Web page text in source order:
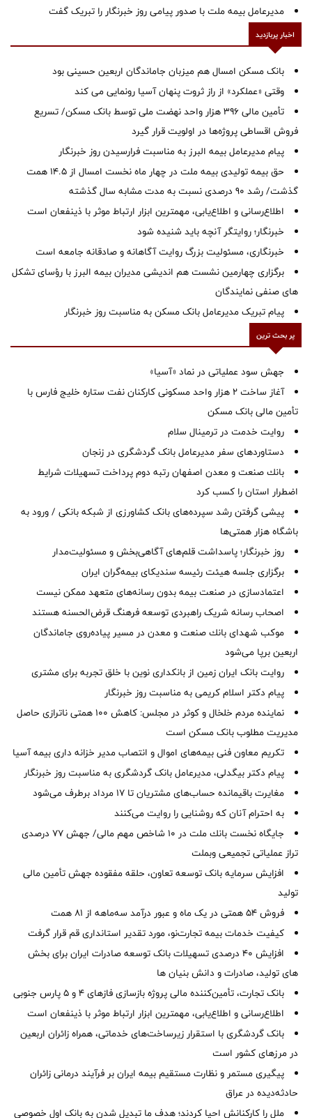
مدیرعامل بیمه ملت با صدور پیامی روز خبرنگار را تبریک گفت
اخبار پربازدید
بانک مسکن امسال هم میزبان جاماندگان اربعین حسینی بود
وقتی «عملکرد» از راز ثروت پنهان آسیا رونمایی می کند
تأمین مالی ۳۹۶ هزار واحد نهضت ملی توسط بانک مسکن/ تسریع
فروش اقساطی پروژه‌ها در اولویت قرار گیرد
پیام مدیرعامل بیمه البرز به مناسبت فرارسیدن روز خبرنگار
حق بیمه تولیدی بیمه ملت در چهار ماه نخست امسال از 14.5 همت
گذشت/ رشد 90 درصدی نسبت به مدت مشابه سال گذشته
اطلاع‌رسانی و اطلاع‌یابی، مهمترین ابزار ارتباط موثر با ذینفعان است
خبرنگار؛ روایتگر آنچه باید شنیده شود
خبرنگاری، مسئولیت بزرگ روایت آگاهانه و صادقانه جامعه است
برگزاری چهارمین نشست هم اندیشی مدیران بیمه البرز با رؤسای تشکل
های صنفی نمایندگان
پیام تبریک مدیرعامل بانک مسکن به مناسبت روز خبرنگار
پر بحث ترین
جهش سود عملیاتی در نماد «آسیا»
آغاز ساخت ۲ هزار واحد مسکونی کارکنان نفت ستاره خلیج فارس با
تأمین مالی بانک مسکن
روایت خدمت در ترمینال سلام
دستاوردهای سفر مدیرعامل بانک گردشگری در زنجان
بانك صنعت و معدن اصفهان رتبه دوم پرداخت تسهیلات شرایط
اضطرار استان را كسب كرد
پیشی گرفتن رشد سپرده‌های بانک کشاورزی از شبکه بانکی / ورود به
باشگاه هزار همتی‌ها
روز خبرنگار؛ پاسداشت قلم‌های آگاهی‌بخش و مسئولیت‌مدار
برگزاری جلسه هیئت رئیسه سندیکای بیمه‌گران ایران
اعتمادسازی در صنعت بیمه بدون رسانه‌های متعهد ممکن نیست
اصحاب رسانه شریک راهبردی توسعه فرهنگ قرض‌الحسنه هستند
موكب شهدای بانك صنعت و معدن در مسیر پیاده‌روی جاماندگان
اربعین برپا می‌شود
روایت بانک ایران زمین از بانکداری نوین با خلق تجربه برای مشتری
پیام دکتر اسلام کریمی به مناسبت روز خبرنگار
نماینده مردم خلخال و کوثر در مجلس: کاهش ۱۰۰ همتی ناترازی حاصل
مدیریت مطلوب بانک مسکن است
تکریم معاون فنی بیمه‌های اموال و انتصاب مدیر خزانه داری بیمه آسیا
پیام دکتر بیگدلی، مدیرعامل بانک گردشگری به مناسبت روز خبرنگار
مغایرت‌ باقیمانده حساب‌های مشتریان تا ۱۷ مرداد برطرف می‌شود
به احترام آنان که روشنایی را روایت می‌کنند
جایگاه نخست بانك ملت در 10 شاخص مهم مالی/ جهش 77 درصدی
تراز عملیاتی تجمیعی وبملت
افزایش سرمایه بانک توسعه تعاون، حلقه مفقوده جهش تأمین مالی
تولید
فروش 54 همتی در یک ماه و عبور درآمد سه‌ماهه از 81 همت
کیفیت خدمات بیمه تجارت‌نو، مورد تقدیر استانداری قم قرار گرفت
افزایش 40 درصدی تسهیلات بانک توسعه صادرات ایران برای بخش
های تولید، صادرات و دانش بنیان ها
بانک تجارت، تأمین‌کننده مالی پروژه بازسازی فازهای ۴ و ۵ پارس جنوبی
اطلاع‌رسانی و اطلاع‌یابی، مهمترین ابزار ارتباط موثر با ذینفعان است
بانک گردشگری با استقرار زیرساخت‌های خدماتی، همراه زائران اربعین
در مرزهای کشور است
پیگیری مستمر و نظارت مستقیم بیمه ایران بر فرآیند درمانی زائران
حادثه‌دیده در عراق
ملل را کارکنانش احیا کردند؛ هدف ما تبدیل شدن به بانک اول خصوصی